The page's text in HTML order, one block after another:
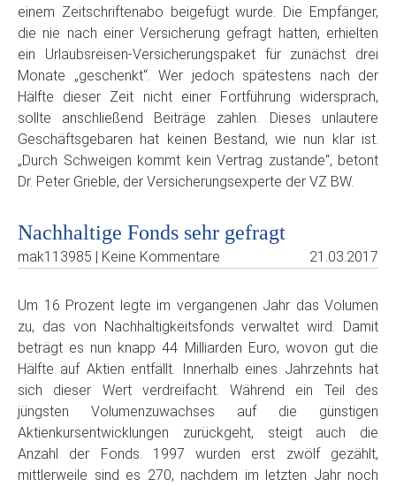
einem Zeitschriftenabo beigefügt wurde. Die Empfänger,
die nie nach einer Versicherung gefragt hatten, erhielten
ein Urlaubsreisen-Versicherungspaket für zunächst drei
Monate „geschenkt“. Wer jedoch spätestens nach der
Hälfte dieser Zeit nicht einer Fortführung widersprach,
sollte anschließend Beiträge zahlen. Dieses unlautere
Geschäftsgebaren hat keinen Bestand, wie nun klar ist.
„Durch Schweigen kommt kein Vertrag zustande“, betont
Dr. Peter Grieble, der Versicherungsexperte der VZ BW.
Nachhaltige Fonds sehr gefragt
mak113985 | Keine Kommentare 21.03.2017
Um 16 Prozent legte im vergangenen Jahr das Volumen
zu, das von Nachhaltigkeitsfonds verwaltet wird. Damit
beträgt es nun knapp 44 Milliarden Euro, wovon gut die
Hälfte auf Aktien entfällt. Innerhalb eines Jahrzehnts hat
sich dieser Wert verdreifacht. Während ein Teil des
jüngsten Volumenzuwachses auf die günstigen
Aktienkursentwicklungen zurückgeht, steigt auch die
Anzahl der Fonds. 1997 wurden erst zwölf gezählt,
mittlerweile sind es 270, nachdem im letzten Jahr noch